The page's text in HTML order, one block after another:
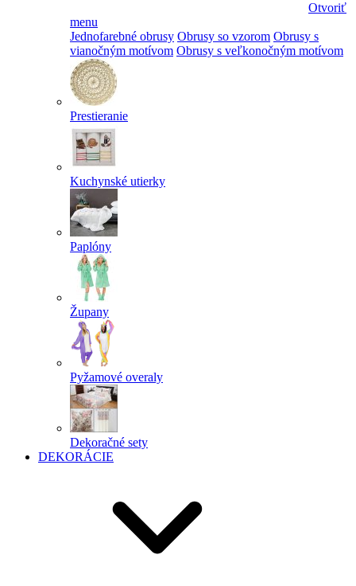
Otvoriť
menu
Jednofarebné obrusy Obrusy so vzorom Obrusy s
vianočným motívom Obrusy s veľkonočným motívom
Prestieranie
Kuchynské utierky
Paplóny
Župany
Pyžamové overaly
Dekoračné sety
DEKORÁCIE